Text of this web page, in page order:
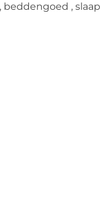
, beddengoed ,